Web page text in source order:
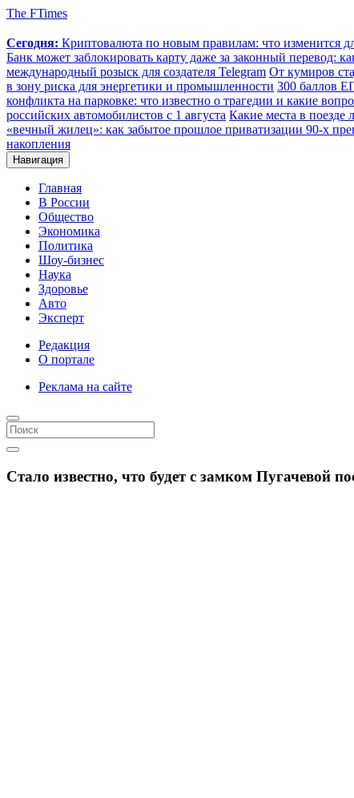
The FTimes
Сегодня: Криптовалюта по новым правилам: что изменится
Банк может заблокировать карту даже за законный перевод:
международный розыск для создателя Telegram От кумиров
в зону риска для энергетики и промышленности 300 баллов
конфликта на парковке: что известно о трагедии и какие
российских автомобилистов с 1 августа Какие места в поезде
«вечный жилец»: как забытое прошлое приватизации 90-х
накопления
Навигация
Главная
В России
Общество
Экономика
Политика
Шоу-бизнес
Наука
Здоровье
Авто
Эксперт
Редакция
О портале
Реклама на сайте
Стало известно, что будет с замком Пугачевой